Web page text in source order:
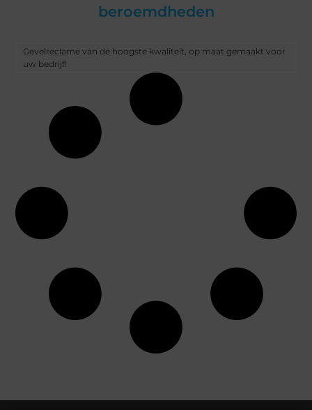
beroemdheden
Gevelreclame van de hoogste kwaliteit, op maat gemaakt voor
uw bedrijf!